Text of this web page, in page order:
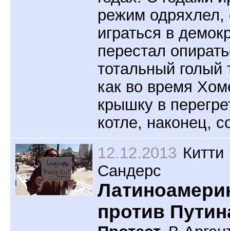
режим одряхлел,
играться в
перестал
тотальный голый
как во время
крышку в
котле, наконец,
12.12.2013 Китти
Сандерс
против